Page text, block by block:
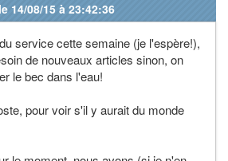
14/08/15 à 23:42:36
service cette semaine (je l'espère!),
de nouveaux articles sinon, on
le bec dans l'eau!
pour voir s'il y aurait du monde